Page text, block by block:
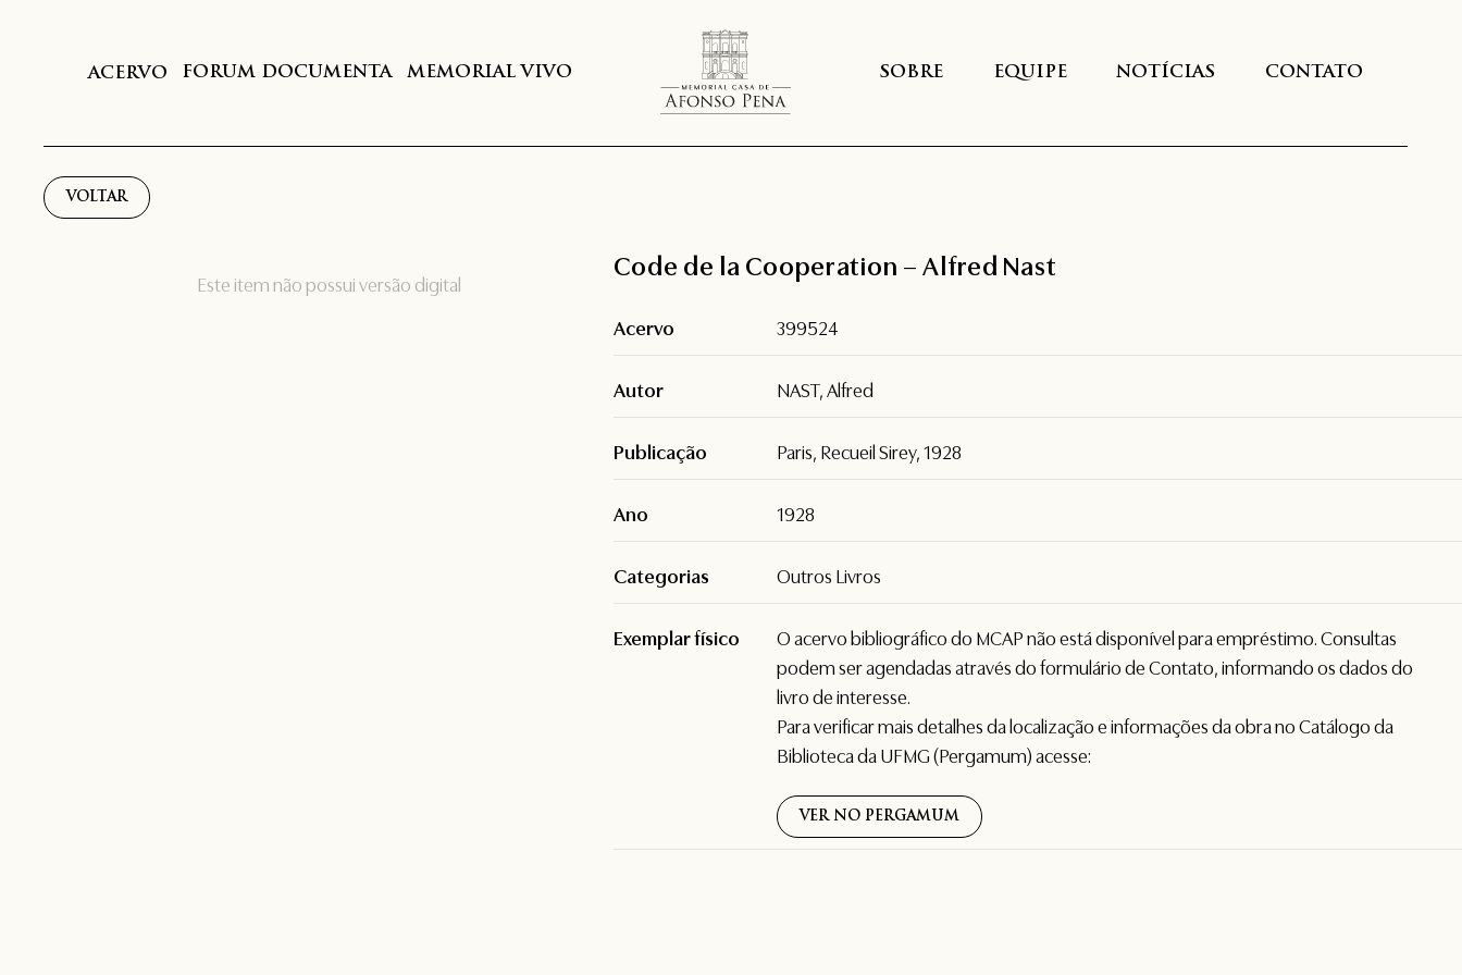
ACERVO FORUM DOCUMENTA MEMORIAL VIVO SOBRE EQUIPE NOTÍCIAS CONTATO
VOLTAR
Este item não possui versão digital
Code de la Cooperation – Alfred Nast
Acervo 399524
Autor NAST, Alfred
Publicação Paris, Recueil Sirey, 1928
Ano 1928
Categorias Outros Livros
Exemplar físico
O acervo bibliográfico do MCAP não está disponível para empréstimo. Consultas
podem ser agendadas através do formulário deContato, informando os dados do
livro de interesse.
Para verificar mais detalhes da localização e informações da obra no Catálogo da
Biblioteca da UFMG (Pergamum) acesse:
VER NO PERGAMUM